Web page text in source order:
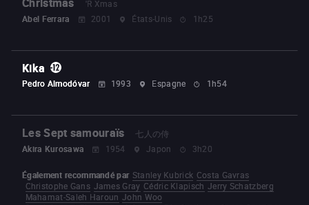
'R Xmas
Abel Ferrara
2001 États-Unis 1h25
Kika
Pedro Almodóvar 1993 Espagne 1h54
Les Sept samouraïs
七人の侍
Akira Kurosawa
1954 Japon 3h20
Également recommandé par Stanley Kubrick Costa Gavras
Christophe Gans James Gray Cédric Klapisch Jerry Schatzberg
Mahamat-Saleh Haroun John Woo